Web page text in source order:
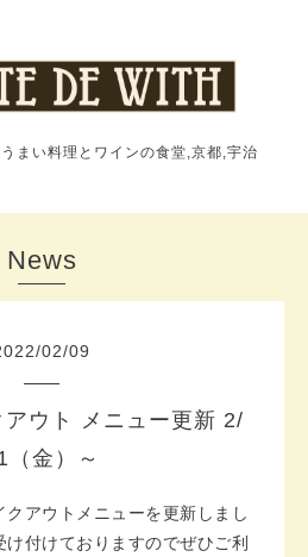
まい料理とワインの食堂,京都,宇治
News
/02/09
ウト メニュー更新 2/
（金）～
アウトメニューを更新しまし
け付けておりますのでぜひご利